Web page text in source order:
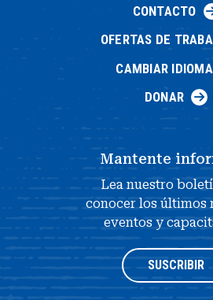
CONTACTO
OFERTAS DE
CAMBIAR IDIOMA
DONAR
Mantente
Lea nuestro
conocer los últimos
eventos y
SUSCRIBIR